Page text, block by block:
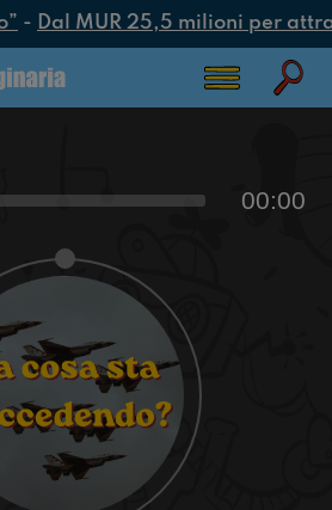
- Dal MUR 25,5 milioni per
00:00